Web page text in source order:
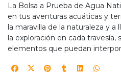
La Bolsa a Prueba de Agua
en tus aventuras acuáticas y
la maravilla de la naturaleza y
la exploración en cada
elementos que puedan